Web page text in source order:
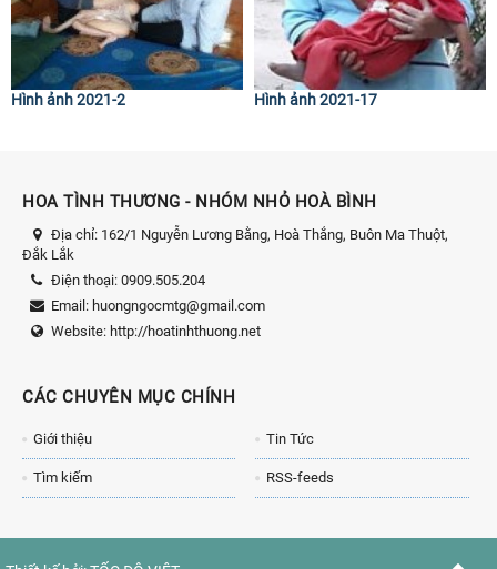
Hình ảnh 2021-2 Hình ảnh 2021-17
HOA TÌNH THƯƠNG - NHÓM NHỎ HOÀ BÌNH
Địa chỉ: 162/1 Nguyễn Lương Bằng, Hoà Thắng, Buôn Ma Thuột,
Đắk Lắk
Điện thoại: 0909.505.204
Email: huongngocmtg@gmail.com
Website: http://hoatinhthuong.net
CÁC CHUYÊN MỤC CHÍNH
Giới thiệu Tin Tức
Tìm kiếm RSS-feeds